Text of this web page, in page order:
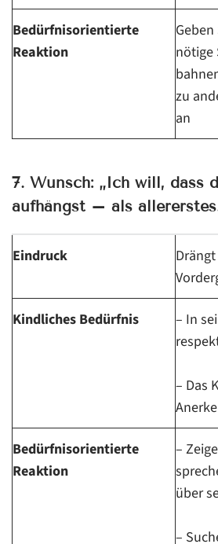
Bedürfnisorientierte
Reaktion
nötige
zu
an
7. Wunsch: „Ich will, dass
aufhängst – als
Eindruck
Kindliches Bedürfnis
– In
– Das
Bedürfnisorientierte
Reaktion
–
über
–